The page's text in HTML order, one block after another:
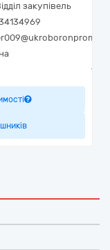
закупівель